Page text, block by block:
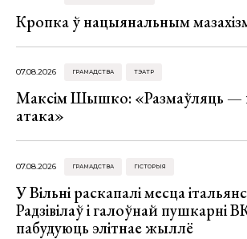
Кропка ў нацыянальным
07.08.2026 ГРАМАДСТВА ТЭАТР
Максім Шышко: «Размаўляць —
атака»
07.08.2026 ГРАМАДСТВА ГІСТОРЫЯ
У Вільні раскапалі месца
Радзівілаў і галоўнай пушкарні
пабудуюць элітнае жыллё